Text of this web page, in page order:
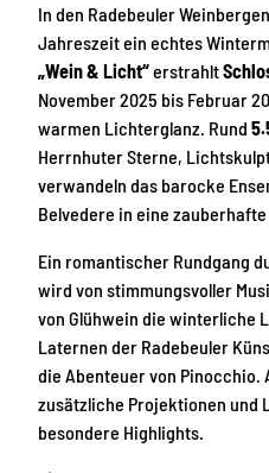
In den Radebeuler
Jahreszeit ein echtes
„Wein & Licht“erstrahlt
November 2025 bis Februar
warmen Lichterglanz. Rund
Herrnhuter Sterne,
verwandeln das barocke
Belvedere in eine
Ein romantischer Rundgang
wird von stimmungsvoller
von Glühwein die winterliche
Laternen der Radebeuler
die Abenteuer von Pinocchio.
zusätzliche Projektionen und
besondere Highlights.